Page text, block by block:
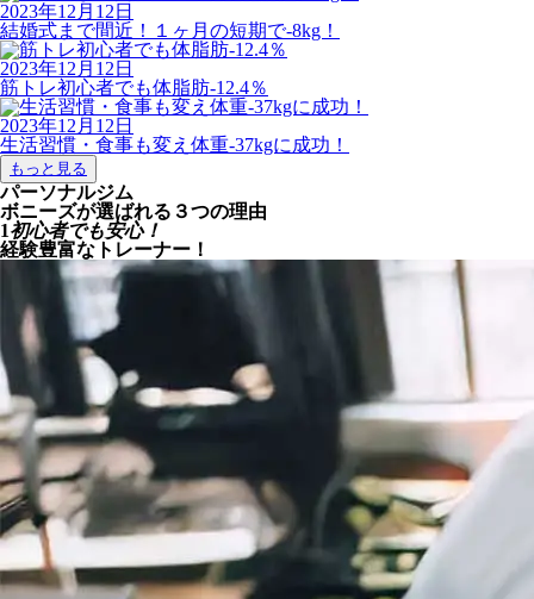
2023年12月12日
結婚式まで間近！１ヶ月の短期で-8kg！
2023年12月12日
筋トレ初心者でも体脂肪-12.4％
2023年12月12日
生活習慣・食事も変え体重-37kgに成功！
もっと見る
パーソナルジム
ボニーズが選ばれる３つの理由
1初心者でも安心！
経験豊富なトレーナー！